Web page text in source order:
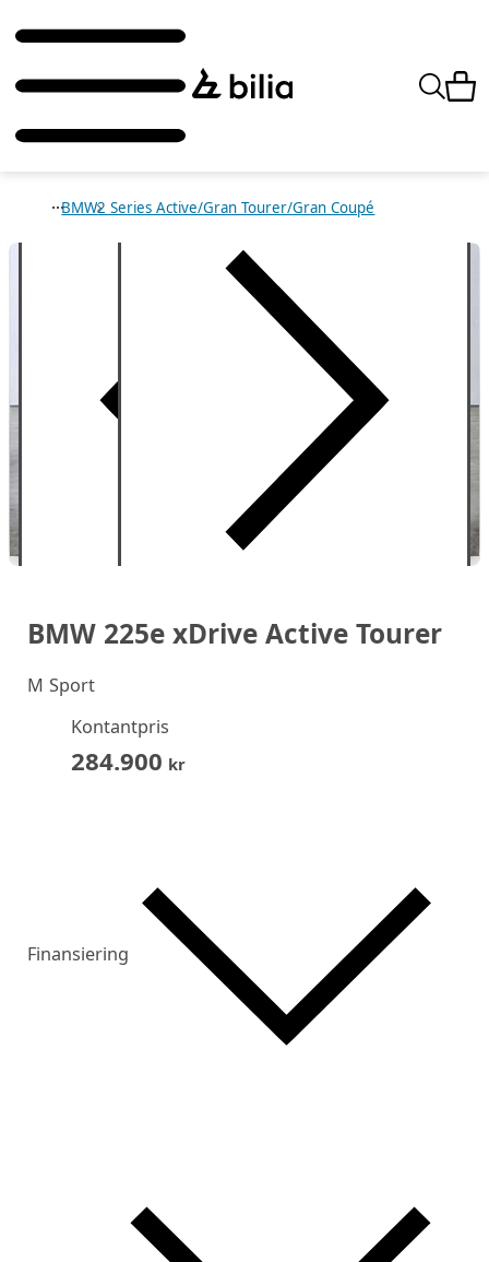
BMW2 Series Active/Gran Tourer/Gran Coupé
BMW 225e xDrive Active Tourer
M Sport
Kontantpris
284.900 kr
Finansiering